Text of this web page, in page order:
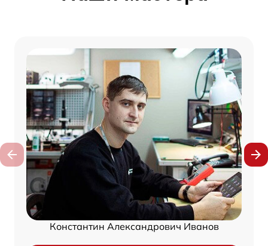
Константин Александрович Иванов